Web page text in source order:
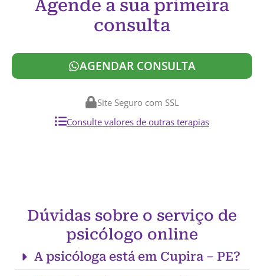
Agende a sua primeira
consulta
AGENDAR CONSULTA
Site Seguro com SSL
Consulte valores de outras terapias
Dúvidas sobre o serviço de
psicólogo online
A psicóloga está em Cupira – PE?